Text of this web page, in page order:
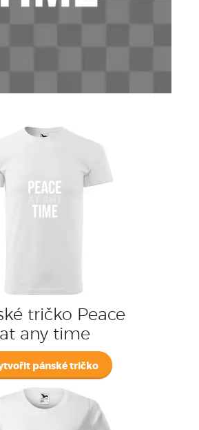
tričko Peace
at any time
pánské tričko